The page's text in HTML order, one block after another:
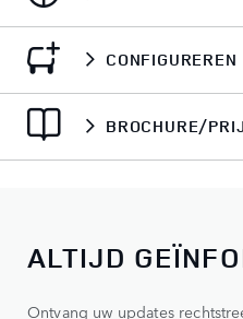
CONFIGUREREN
BROCHURE/
ALTIJD
Ontvang uw updates